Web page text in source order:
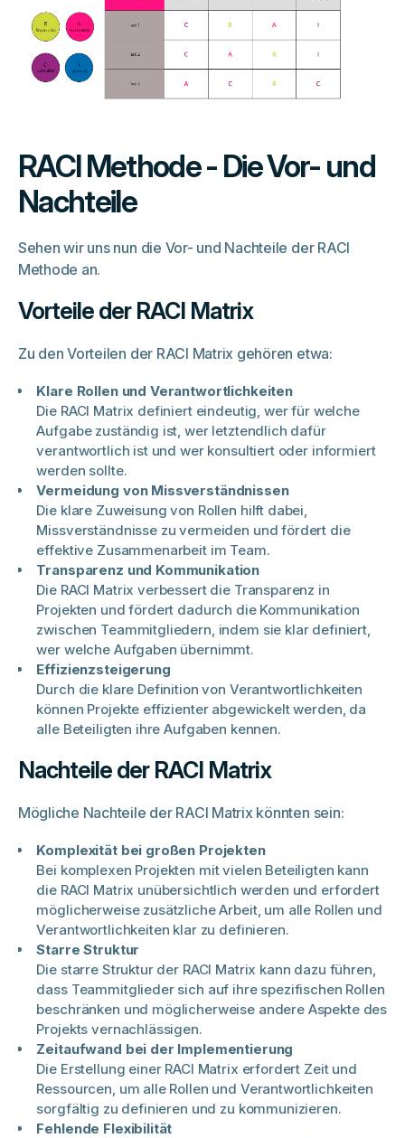
RACI Methode - Die Vor- und
Nachteile
Sehen wir uns nun die Vor- und Nachteile der RACI
Methode an.
Vorteile der RACI Matrix
Zu den Vorteilen der RACI Matrix gehören etwa:
Klare Rollen und Verantwortlichkeiten
Die RACI Matrix definiert eindeutig, wer für welche
Aufgabe zuständig ist, wer letztendlich dafür
verantwortlich ist und wer konsultiert oder informiert
werden sollte.
Vermeidung von Missverständnissen
Die klare Zuweisung von Rollen hilft dabei,
Missverständnisse zu vermeiden und fördert die
effektive Zusammenarbeit im Team.
Transparenz und Kommunikation
Die RACI Matrix verbessert die Transparenz in
Projekten und fördert dadurch die Kommunikation
zwischen Teammitgliedern, indem sie klar definiert,
wer welche Aufgaben übernimmt.
Effizienzsteigerung
Durch die klare Definition von Verantwortlichkeiten
können Projekte effizienter abgewickelt werden, da
alle Beteiligten ihre Aufgaben kennen.
Nachteile der RACI Matrix
Mögliche Nachteile der RACI Matrix könnten sein:
Komplexität bei großen Projekten
Bei komplexen Projekten mit vielen Beteiligten kann
die RACI Matrix unübersichtlich werden und erfordert
möglicherweise zusätzliche Arbeit, um alle Rollen und
Verantwortlichkeiten klar zu definieren.
Starre Struktur
Die starre Struktur der RACI Matrix kann dazu führen,
dass Teammitglieder sich auf ihre spezifischen Rollen
beschränken und möglicherweise andere Aspekte des
Projekts vernachlässigen.
Zeitaufwand bei der Implementierung
Die Erstellung einer RACI Matrix erfordert Zeit und
Ressourcen, um alle Rollen und Verantwortlichkeiten
sorgfältig zu definieren und zu kommunizieren.
Fehlende Flexibilität